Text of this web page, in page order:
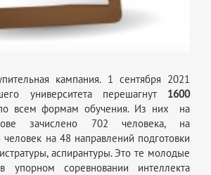
кампания. 1 сентября 2021
университета перешагнут 1600
по всем формам обучения. Из них на
зачислено 702 человека, на
на 48 направлений подготовки
аспирантуры. Это те молодые
соревновании интеллекта